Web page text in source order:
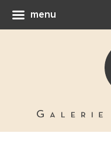
menu